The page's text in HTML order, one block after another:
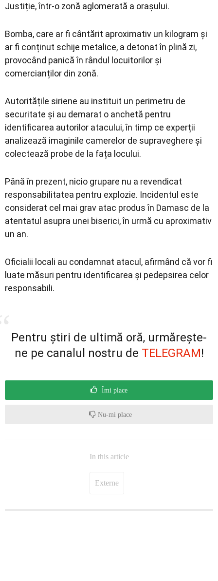
Justiție, într-o zonă aglomerată a orașului.
Bomba, care ar fi cântărit aproximativ un kilogram și
ar fi conținut schije metalice, a detonat în plină zi,
provocând panică în rândul locuitorilor și
comercianților din zonă.
Autoritățile siriene au instituit un perimetru de
securitate și au demarat o anchetă pentru
identificarea autorilor atacului, în timp ce experții
analizează imaginile camerelor de supraveghere și
colectează probe de la fața locului.
Până în prezent, nicio grupare nu a revendicat
responsabilitatea pentru explozie. Incidentul este
considerat cel mai grav atac produs în Damasc de la
atentatul asupra unei biserici, în urmă cu aproximativ
un an.
Oficialii locali au condamnat atacul, afirmând că vor fi
luate măsuri pentru identificarea și pedepsirea celor
responsabili.
Pentru știri de ultimă oră, urmărește-
ne pe canalul nostru de TELEGRAM!
Îmi place
Nu-mi place
In this article
Externe